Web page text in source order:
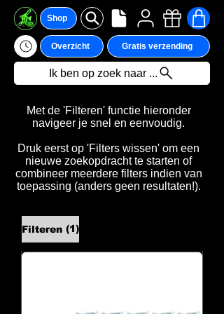
Shop
Overzicht Gratis verzending
Ik ben op zoek naar ...
Met de 'Filteren' functie hieronder
navigeer je snel en eenvoudig.
Druk eerst op 'Filters wissen' om een
nieuwe zoekopdracht te starten of
combineer meerdere filters indien van
toepassing (anders geen resultaten!).
Filteren (1)